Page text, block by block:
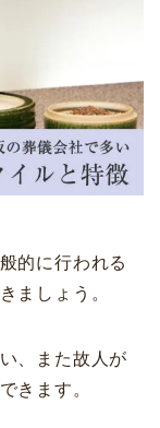
的に行われる
ましょう。
、また故人が
きます。